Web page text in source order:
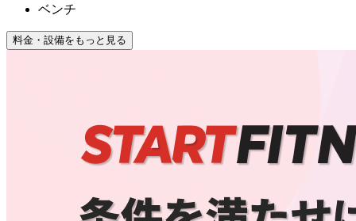
ベンチ
料金・設備をもっと見る